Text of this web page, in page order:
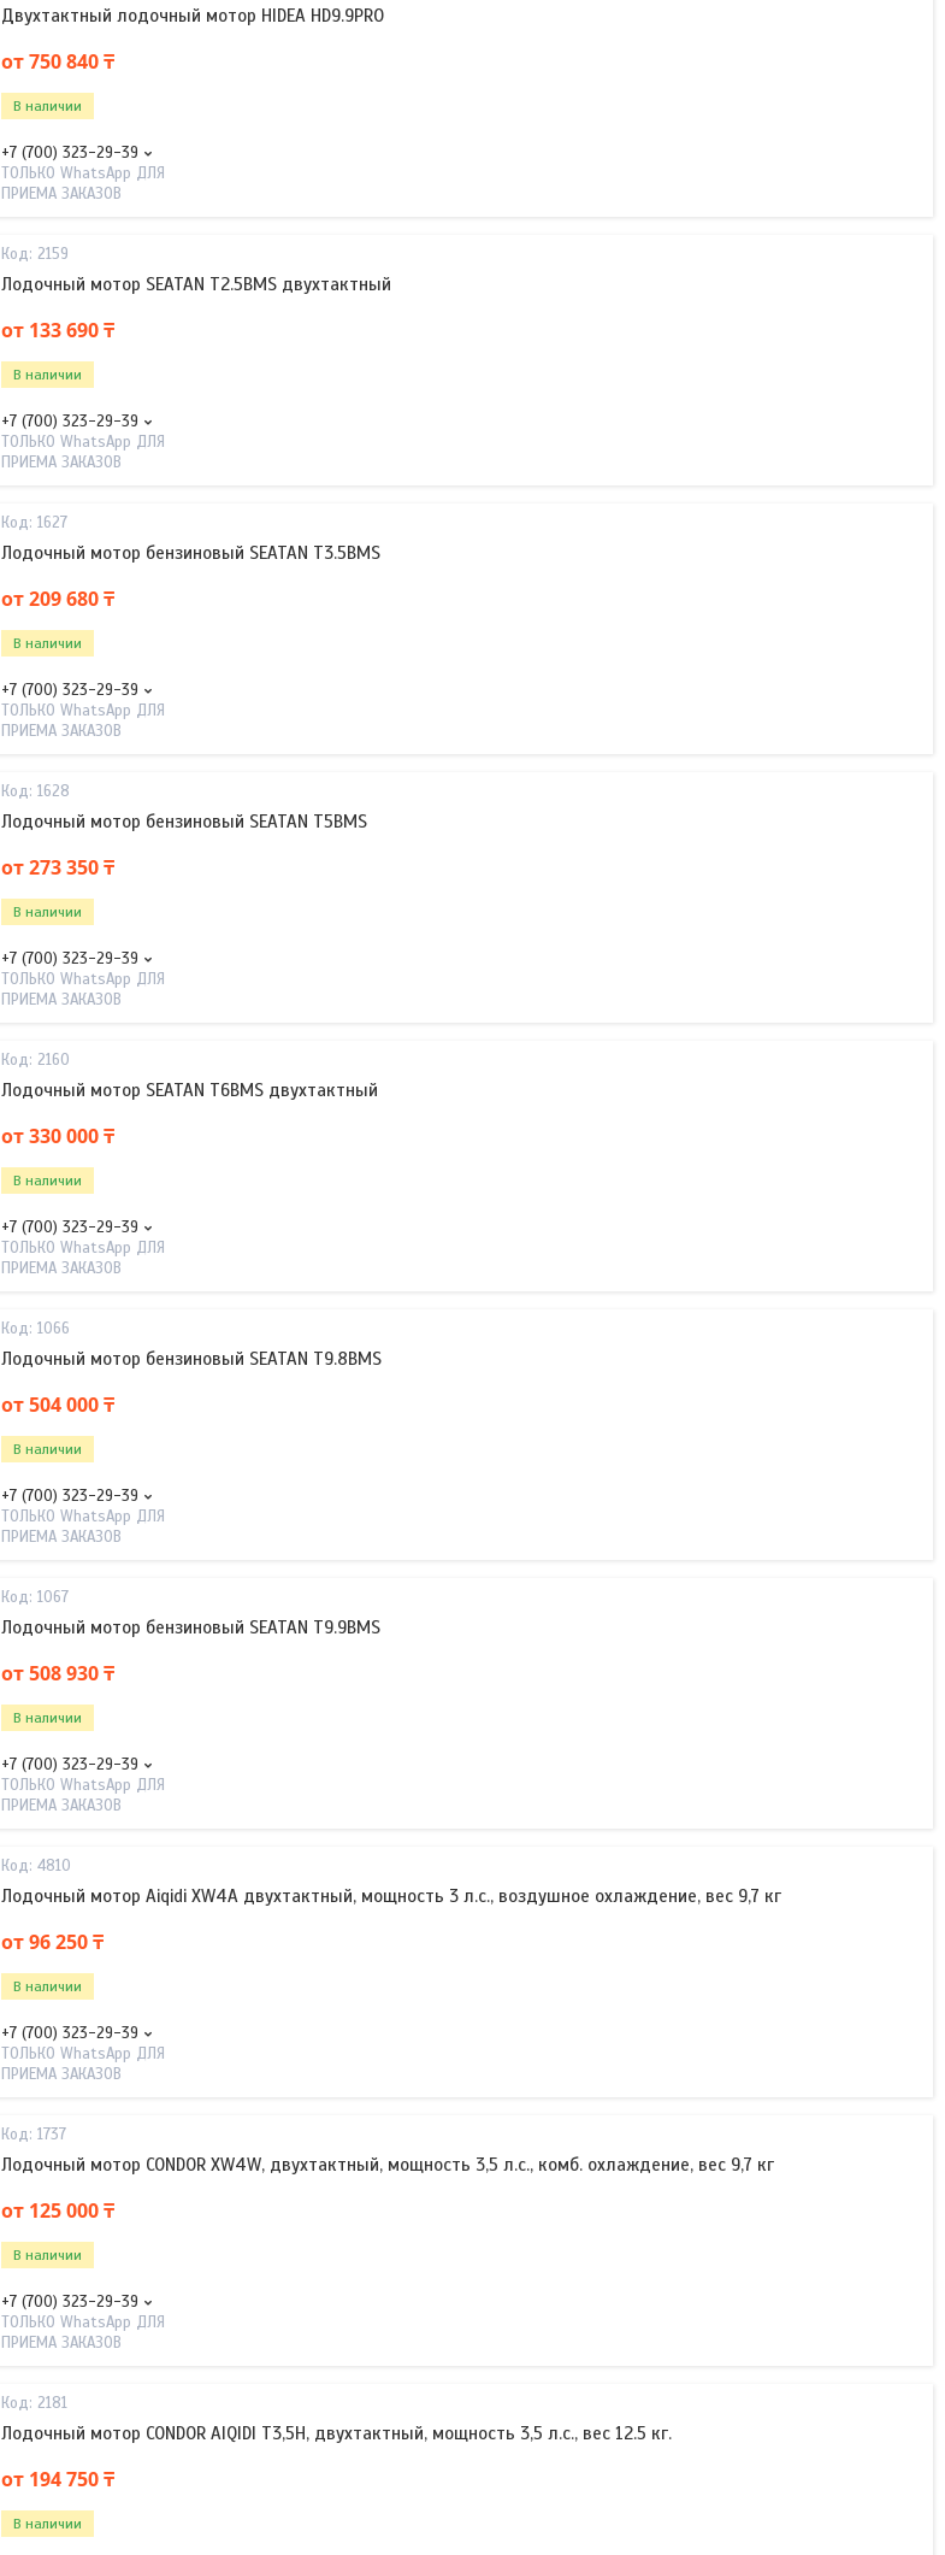
Двухтактный лодочный мотор HIDEA HD9.9PRO
от 750 840 ₸
В наличии
+7 (700) 323-29-39
ТОЛЬКО WhatsApp ДЛЯ
ПРИЕМА ЗАКАЗОВ
2159
Лодочный мотор SEATAN T2.5BMS двухтактный
от 133 690 ₸
В наличии
+7 (700) 323-29-39
ТОЛЬКО WhatsApp ДЛЯ
ПРИЕМА ЗАКАЗОВ
1627
Лодочный мотор бензиновый SEATAN T3.5BMS
от 209 680 ₸
В наличии
+7 (700) 323-29-39
ТОЛЬКО WhatsApp ДЛЯ
ПРИЕМА ЗАКАЗОВ
1628
Лодочный мотор бензиновый SEATAN T5BMS
от 273 350 ₸
В наличии
+7 (700) 323-29-39
ТОЛЬКО WhatsApp ДЛЯ
ПРИЕМА ЗАКАЗОВ
2160
Лодочный мотор SEATAN T6BMS двухтактный
от 330 000 ₸
В наличии
+7 (700) 323-29-39
ТОЛЬКО WhatsApp ДЛЯ
ПРИЕМА ЗАКАЗОВ
1066
Лодочный мотор бензиновый SEATAN T9.8BMS
от 504 000 ₸
В наличии
+7 (700) 323-29-39
ТОЛЬКО WhatsApp ДЛЯ
ПРИЕМА ЗАКАЗОВ
1067
Лодочный мотор бензиновый SEATAN T9.9BMS
от 508 930 ₸
В наличии
+7 (700) 323-29-39
ТОЛЬКО WhatsApp ДЛЯ
ПРИЕМА ЗАКАЗОВ
4810
Лодочный мотор Aiqidi XW4A двухтактный, мощность 3 л.с., воздушное охлаждение, вес 9,7 кг
от 96 250 ₸
В наличии
+7 (700) 323-29-39
ТОЛЬКО WhatsApp ДЛЯ
ПРИЕМА ЗАКАЗОВ
1737
Лодочный мотор CONDOR XW4W, двухтактный, мощность 3,5 л.с., комб. охлаждение, вес 9,7 кг
от 125 000 ₸
В наличии
+7 (700) 323-29-39
ТОЛЬКО WhatsApp ДЛЯ
ПРИЕМА ЗАКАЗОВ
2181
Лодочный мотор CONDOR AIQIDI T3,5H, двухтактный, мощность 3,5 л.с., вес 12.5 кг.
от 194 750 ₸
В наличии